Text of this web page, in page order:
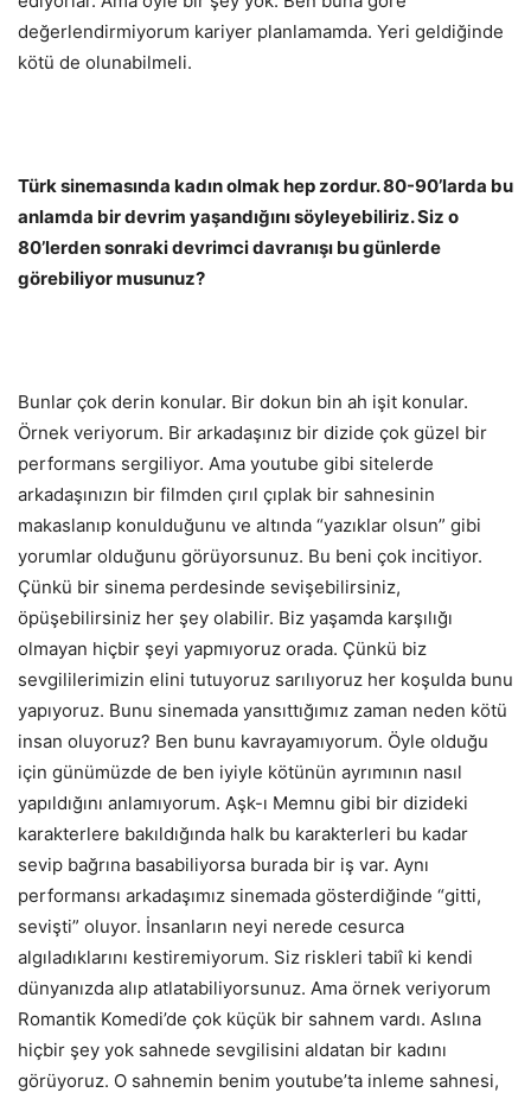
değerlendirmiyorum kariyer planlamamda. Yeri geldiğinde
kötü de olunabilmeli.
Türk sinemasında kadın olmak hep zordur. 80-90’larda bu
anlamda bir devrim yaşandığını söyleyebiliriz. Siz o
80’lerden sonraki devrimci davranışı bu günlerde
görebiliyor musunuz?
Bunlar çok derin konular. Bir dokun bin ah işit konular.
Örnek veriyorum. Bir arkadaşınız bir dizide çok güzel bir
performans sergiliyor. Ama youtube gibi sitelerde
arkadaşınızın bir filmden çırıl çıplak bir sahnesinin
makaslanıp konulduğunu ve altında “yazıklar olsun” gibi
yorumlar olduğunu görüyorsunuz. Bu beni çok incitiyor.
Çünkü bir sinema perdesinde sevişebilirsiniz,
öpüşebilirsiniz her şey olabilir. Biz yaşamda karşılığı
olmayan hiçbir şeyi yapmıyoruz orada. Çünkü biz
sevgililerimizin elini tutuyoruz sarılıyoruz her koşulda bunu
yapıyoruz. Bunu sinemada yansıttığımız zaman neden kötü
insan oluyoruz? Ben bunu kavrayamıyorum. Öyle olduğu
için günümüzde de ben iyiyle kötünün ayrımının nasıl
yapıldığını anlamıyorum. Aşk-ı Memnu gibi bir dizideki
karakterlere bakıldığında halk bu karakterleri bu kadar
sevip bağrına basabiliyorsa burada bir iş var. Aynı
performansı arkadaşımız sinemada gösterdiğinde “gitti,
sevişti” oluyor. İnsanların neyi nerede cesurca
algıladıklarını kestiremiyorum. Siz riskleri tabiî ki kendi
dünyanızda alıp atlatabiliyorsunuz. Ama örnek veriyorum
Romantik Komedi’de çok küçük bir sahnem vardı. Aslına
hiçbir şey yok sahnede sevgilisini aldatan bir kadını
görüyoruz. O sahnemin benim youtube’ta inleme sahnesi,